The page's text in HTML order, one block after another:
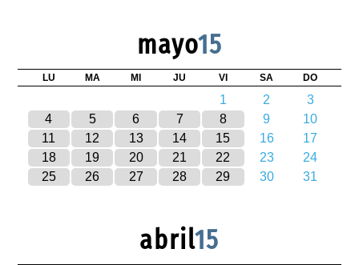
mayo15
LU MA MI JU VI SA DO
1 2
3
4
5 6 7 8 9
10
11
12 13 14 15 16
17
18
19 20 21 22 23
24
25
26 27 28 29 30 31
abril15